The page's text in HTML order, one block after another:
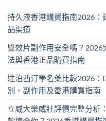
持久液香港購買指南2026：
品渠道
雙效片副作用安全嗎？2026
法與香港正品購買指南
達泊西汀學名藥比較2026：
別、副作用及香港購買指南
立威大樂威壯評價完整分析